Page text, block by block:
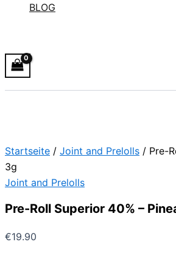
BLOG
Startseite / Joint and Prelolls / Pre-
3g
Joint and Prelolls
Pre-Roll Superior 40% –
€19.90